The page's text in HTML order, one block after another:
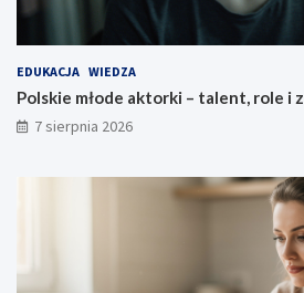
EDUKACJA WIEDZA
Polskie młode aktorki – talent, role i
7 sierpnia 2026